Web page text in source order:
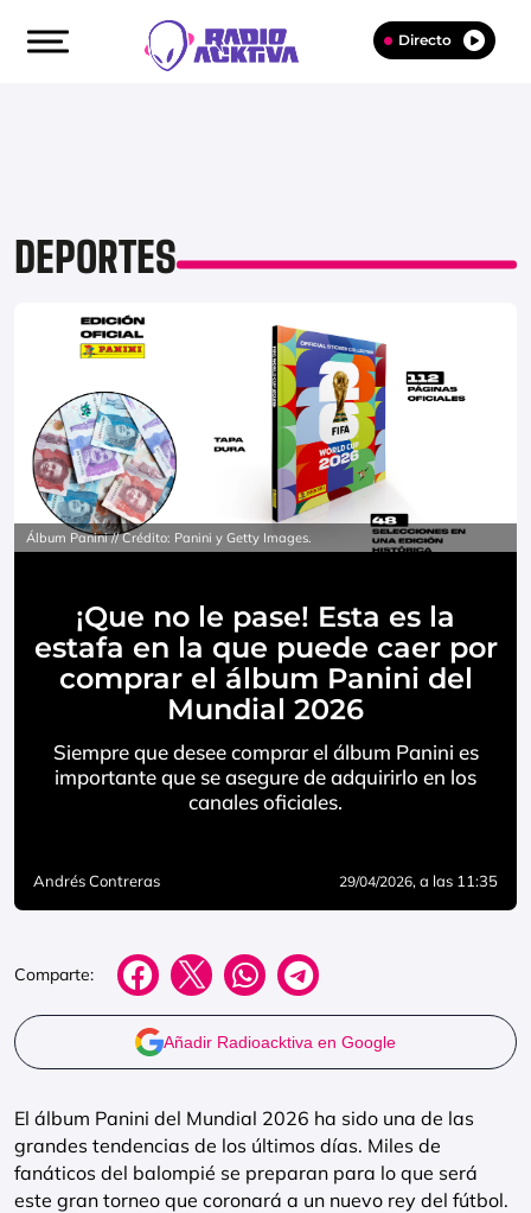
Directo
DEPORTES
Álbum Panini // Crédito: Panini y Getty Images.
¡Que no le pase! Esta es la
estafa en la que puede caer por
comprar el álbum Panini del
Mundial 2026
Siempre que desee comprar el álbum Panini es
importante que se asegure de adquirirlo en los
canales oficiales.
Andrés Contreras 29/04/2026, a las 11:35
Comparte:
Añadir Radioacktiva en Google
El álbum Panini del Mundial 2026 ha sido una de las
grandes tendencias de los últimos días. Miles de
fanáticos del balompié se preparan para lo que será
este gran torneo que coronará a un nuevo rey del fútbol.